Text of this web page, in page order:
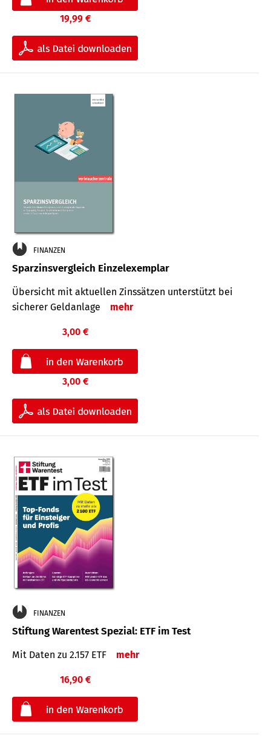
19,99 €
FINANZEN
Sparzinsvergleich Einzelexemplar
Übersicht mit aktuellen Zinssätzen unterstützt bei
sicherer Geldanlage
mehr
3,00 €
3,00 €
FINANZEN
Stiftung Warentest Spezial: ETF im Test
Mit Daten zu 2.157 ETF mehr
16,90 €